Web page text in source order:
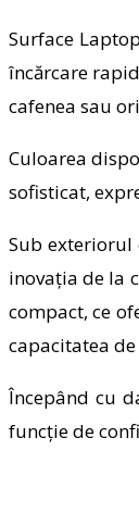
Surface
încărcare
cafenea sau
Culoarea
sofisticat,
Sub exteriorul
inovația de la
compact, ce
capacitatea
Începând cu
funcție de